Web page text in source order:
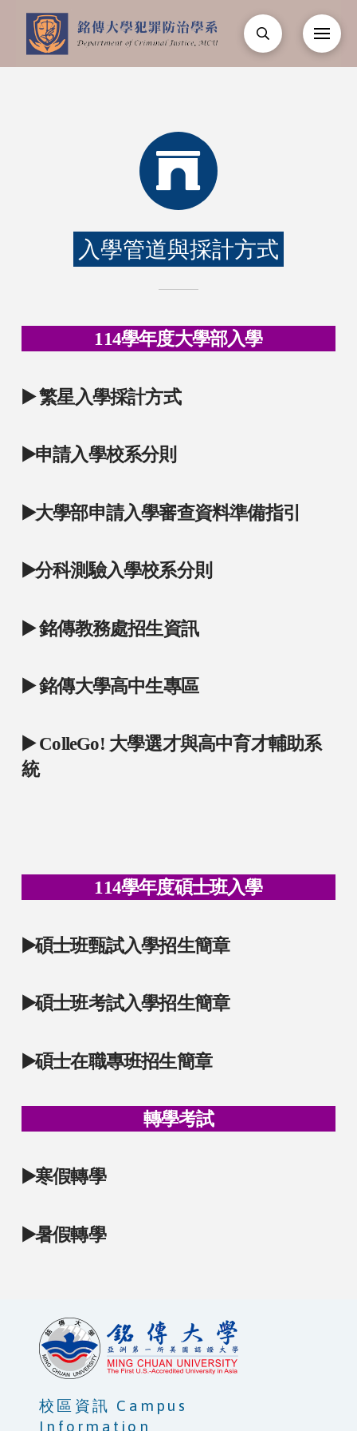
入學管道與採計方式
114學年度大學部入學
▶️繁星入學採計方式
▶️申請入學校系分則
▶️大學部申請入學審查資料準備指引
▶️分科測驗入學校系分則
▶️銘傳教務處招生資訊
▶️銘傳大學高中生專區
▶️ColleGo! 大學選才與高中育才輔助系
統
114學年度碩士班入學
▶️碩士班甄試入學招生簡章
▶️碩士班考試入學招生簡章
▶️碩士在職專班招生簡章
轉學考試
▶️寒假轉學
▶️暑假轉學
校區資訊 Campus
Information